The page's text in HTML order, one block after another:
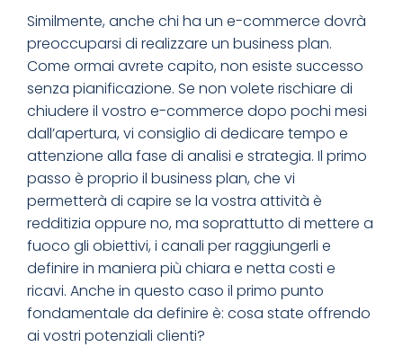
Similmente, anche chi ha un e-commerce dovrà
preoccuparsi di realizzare un business plan.
Come ormai avrete capito, non esiste successo
senza pianificazione. Se non volete rischiare di
chiudere il vostro e-commerce dopo pochi mesi
dall’apertura, vi consiglio di dedicare tempo e
attenzione alla fase di analisi e strategia. Il primo
passo è proprio il business plan, che vi
permetterà di capire se la vostra attività è
redditizia oppure no, ma soprattutto di mettere a
fuoco gli obiettivi, i canali per raggiungerli e
definire in maniera più chiara e netta costi e
ricavi. Anche in questo caso il primo punto
fondamentale da definire è: cosa state offrendo
ai vostri potenziali clienti?